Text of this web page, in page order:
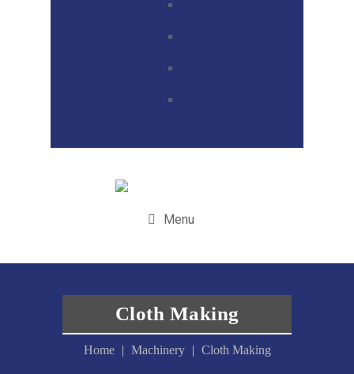
Menu
Cloth Making
Home Machinery Cloth Making